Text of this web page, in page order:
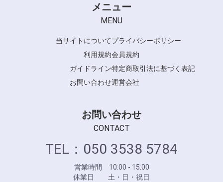
メニュー
MENU
当サイトについてプライバシーポリシー
利用規約会員規約
ガイドライン特定商取引法に基づく表記
お問い合わせ運営会社
お問い合わせ
CONTACT
TEL：050 3538 5784
営業時間 10:00 - 15:00
休業日 土・日・祝日